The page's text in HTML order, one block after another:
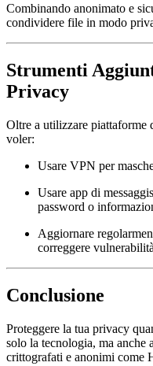
Combinando anonimato e
condividere file in modo
Strumenti
Privacy
Oltre a utilizzare piattaforme
voler:
Usare VPN per
Usare app di
password o
Aggiornare
correggere
Conclusione
Proteggere la tua privacy
solo la tecnologia, ma
crittografati e anonimi come